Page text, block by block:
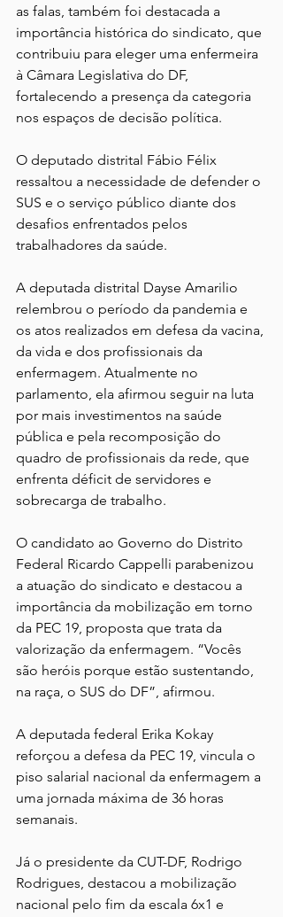
as falas, também foi destacada a
importância histórica do sindicato, que
contribuiu para eleger uma enfermeira
à Câmara Legislativa do DF,
fortalecendo a presença da categoria
nos espaços de decisão política.
O deputado distrital Fábio Félix
ressaltou a necessidade de defender o
SUS e o serviço público diante dos
desafios enfrentados pelos
trabalhadores da saúde.
A deputada distrital Dayse Amarilio
relembrou o período da pandemia e
os atos realizados em defesa da vacina,
da vida e dos profissionais da
enfermagem. Atualmente no
parlamento, ela afirmou seguir na luta
por mais investimentos na saúde
pública e pela recomposição do
quadro de profissionais da rede, que
enfrenta déficit de servidores e
sobrecarga de trabalho.
O candidato ao Governo do Distrito
Federal Ricardo Cappelli parabenizou
a atuação do sindicato e destacou a
importância da mobilização em torno
da PEC 19, proposta que trata da
valorização da enfermagem. “Vocês
são heróis porque estão sustentando,
na raça, o SUS do DF”, afirmou.
A deputada federal Erika Kokay
reforçou a defesa da PEC 19, vincula o
piso salarial nacional da enfermagem a
uma jornada máxima de 36 horas
semanais.
Já o presidente da CUT-DF, Rodrigo
Rodrigues, destacou a mobilização
nacional pelo fim da escala 6x1 e